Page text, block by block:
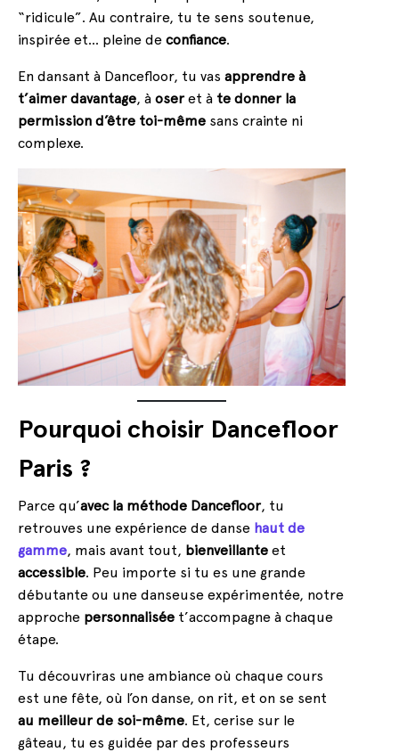
“ridicule”. Au contraire, tu te sens soutenue,
inspirée et… pleine de confiance.
En dansant à Dancefloor, tu vas apprendre à
t’aimer davantage, à oser et à te donner la
permission d’être toi-même sans crainte ni
complexe.
Pourquoi choisir Dancefloor
Paris ?
Parce qu’avec la méthode Dancefloor, tu
retrouves une expérience de danse haut de
gamme, mais avant tout, bienveillante et
accessible. Peu importe si tu es une grande
débutante ou une danseuse expérimentée, notre
approche personnalisée t’accompagne à chaque
étape.
Tu découvriras une ambiance où chaque cours
est une fête, où l’on danse, on rit, et on se sent
au meilleur de soi-même. Et, cerise sur le
gâteau, tu es guidée par des professeurs